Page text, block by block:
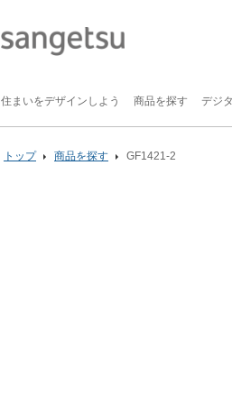
住まいをデザインしよう 商品を探す デジ
トップ 商品を探す GF1421-2